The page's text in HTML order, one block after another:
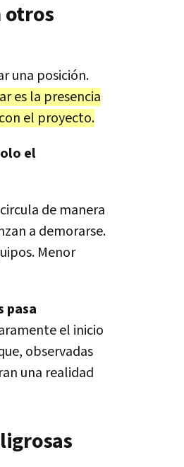
otros
una posición.
es la presencia
el proyecto.
el
de manera
a demorarse.
Menor
pasa
el inicio
observadas
una realidad